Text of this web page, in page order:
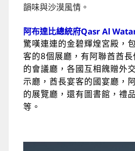
韻味與沙漠風情。
阿布達比總統府Qasr Al
驚嘆連連的金碧輝煌宮殿，
客的8個展廳，有阿聯酋酋
的會議廳，各國互相餽贈外
示廳，酋長宴客的國宴廳，
的展覽廳，還有圖書館，禮
等。